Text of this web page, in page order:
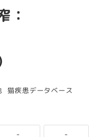
：
カテゴリー
猫疾患データベース
- -